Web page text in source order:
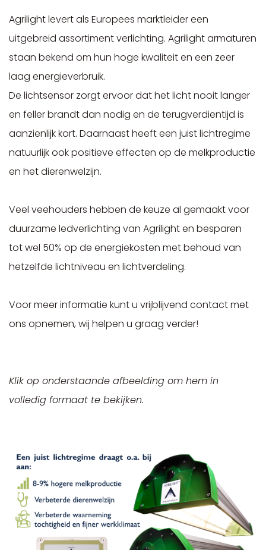
Agrilight levert als Europees marktleider een
uitgebreid assortiment verlichting. Agrilight armaturen
staan bekend om hun hoge kwaliteit en een zeer
laag energieverbruik.
De lichtsensor zorgt ervoor dat het licht nooit langer
en feller brandt dan nodig en de terugverdientijd is
aanzienlijk kort. Daarnaast heeft een juist lichtregime
natuurlijk ook positieve effecten op de melkproductie
en het dierenwelzijn.
Veel veehouders hebben de keuze al gemaakt voor
duurzame ledverlichting van Agrilight en besparen
tot wel 50% op de energiekosten met behoud van
hetzelfde lichtniveau en lichtverdeling.
Voor meer informatie kunt u vrijblijvend contact met
ons opnemen, wij helpen u graag verder!
Klik op onderstaande afbeelding om hem in
volledig formaat te bekijken.